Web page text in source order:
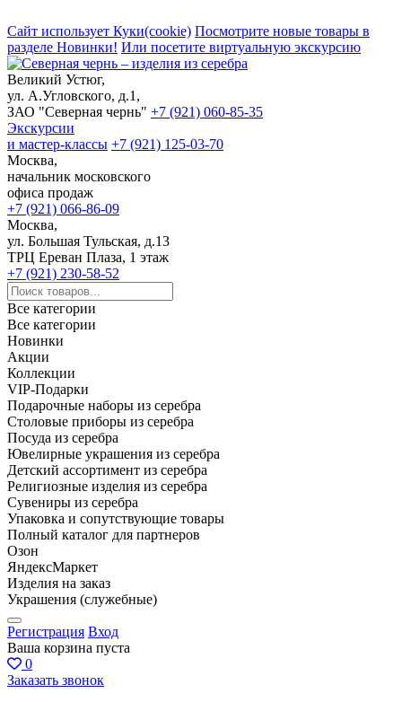
Сайт использует Куки(cookie) Посмотрите новые товары в
разделе Новинки! Или посетите виртуальную экскурсию
Великий Устюг,
ул. А.Угловского, д.1,
ЗАО "Северная чернь" +7 (921) 060-85-35
Экскурсии
и мастер-классы +7 (921) 125-03-70
Москва,
начальник московского
офиса продаж
+7 (921) 066-86-09
Москва,
ул. Большая Тульская, д.13
ТРЦ Ереван Плаза, 1 этаж
+7 (921) 230-58-52
Все категории
Все категории
Новинки
Акции
Коллекции
VIP-Подарки
Подарочные наборы из серебра
Столовые приборы из серебра
Посуда из серебра
Ювелирные украшения из серебра
Детский ассортимент из серебра
Религиозные изделия из серебра
Сувениры из серебра
Упаковка и сопутствующие товары
Полный каталог для партнеров
Озон
ЯндексМаркет
Изделия на заказ
Украшения (служебные)
Регистрация Вход
Ваша корзина пуста
0
Заказать звонок